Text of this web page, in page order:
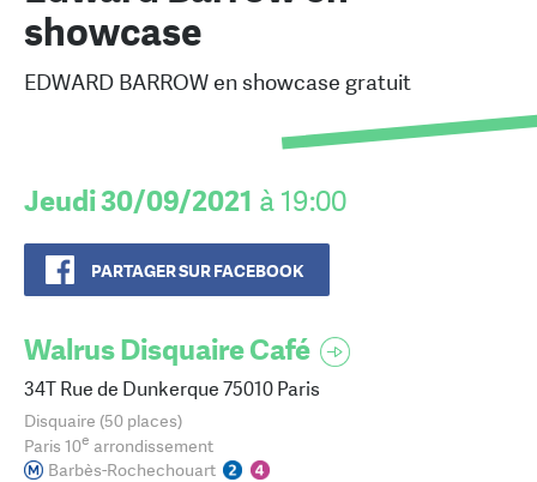
showcase
EDWARD BARROW en showcase gratuit
Jeudi 30/09/2021 à 19:00
PARTAGER SUR FACEBOOK
Walrus Disquaire Café
34T Rue de Dunkerque 75010 Paris
Disquaire (50 places)
Paris 10e arrondissement
Barbès-Rochechouart